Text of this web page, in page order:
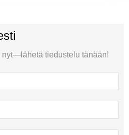
nyt—lähetä tiedustelu tänään!